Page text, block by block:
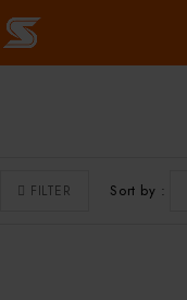
FILTER Sort by